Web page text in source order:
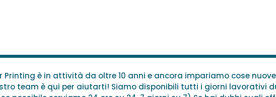
Printing è in attività da oltre 10 anni e ancora impariamo cose
team è qui per aiutarti! Siamo disponibili tutti i giorni lavorativi